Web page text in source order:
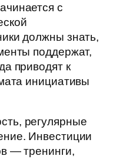
с
должны знать,
поддержат,
приводят к
инициативы
регулярные
Инвестиции
— тренинги,